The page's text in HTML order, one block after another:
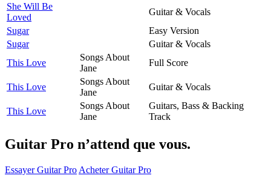
She Will Be
Loved
Guitar & Vocals
Sugar
Easy Version
Sugar
Guitar & Vocals
This Love
Songs About
Jane
Full Score
This Love
Songs About
Jane
Guitar & Vocals
This Love
Songs About
Jane
Guitars, Bass & Backing
Track
Guitar Pro n’attend que vous.
Essayer Guitar Pro Acheter Guitar Pro